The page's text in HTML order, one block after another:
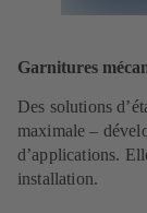
Garnitures
Des solutions
maximale –
d’applications.
installation.